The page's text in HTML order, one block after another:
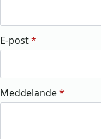
E-post*
Meddelande*